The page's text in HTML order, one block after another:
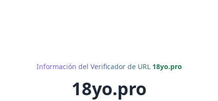
Información del Verificador de URL 18yo.pro
18yo.pro